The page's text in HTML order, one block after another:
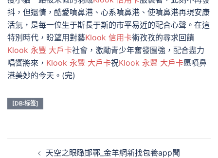
抖，但還情，酷愛噴鼻港、心系噴鼻港、使噴鼻港再現安康
活氣，是每一位生于斯長于斯的市平易近的配合心聲。在這
特別時代，盼望用對藝Klook 信用卡術孜孜的尋求回饋
Klook 永豐 大戶卡社會，激勵青少年奮發圖強，配合盡力
唱響將來， Klook 永豐 大戶卡祝Klook 永豐 大戶卡愿噴鼻
港美妙的今天。(完)
[DB:标签]
天空之眼瞰邯鄲_金羊網新找包養app聞